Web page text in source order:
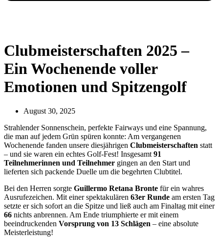
Clubmeisterschaften 2025 –
Ein Wochenende voller
Emotionen und Spitzengolf
August 30, 2025
Strahlender Sonnenschein, perfekte Fairways und eine Spannung,
die man auf jedem Grün spüren konnte: Am vergangenen
Wochenende fanden unsere diesjährigen Clubmeisterschaften statt
– und sie waren ein echtes Golf-Fest! Insgesamt 91
Teilnehmerinnen und Teilnehmer gingen an den Start und
lieferten sich packende Duelle um die begehrten Clubtitel.
Bei den Herren sorgte Guillermo Retana Bronte für ein wahres
Ausrufezeichen. Mit einer spektakulären 63er Runde am ersten Tag
setzte er sich sofort an die Spitze und ließ auch am Finaltag mit einer
66 nichts anbrennen. Am Ende triumphierte er mit einem
beeindruckenden Vorsprung von 13 Schlägen – eine absolute
Meisterleistung!